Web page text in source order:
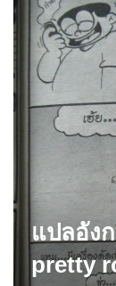
แปลอัง
pretty